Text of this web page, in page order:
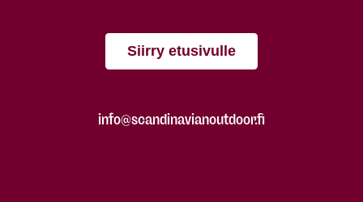
Siirry etusivulle
info@scandinavianoutdoor.fi